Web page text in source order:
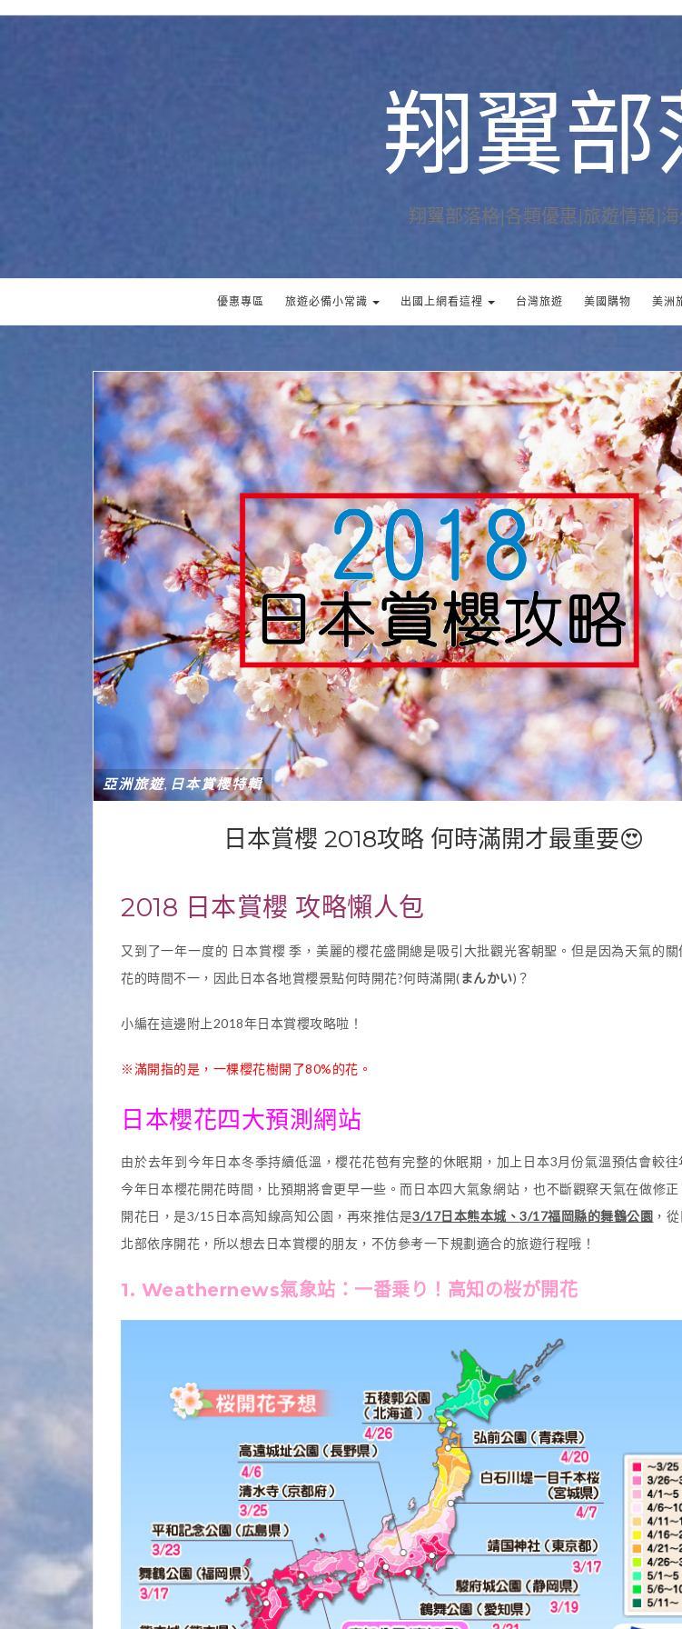
翔翼部
翔翼部落格|各類優惠|旅遊情報|
優惠專區 旅遊必備小常識 出國上網看這裡 台灣旅遊 美國購物 美洲
亞洲旅遊, 日本賞櫻特輯
日本賞櫻 2018攻略 何時滿開才最重要😍
2018 日本賞櫻 攻略懶人包
又到了一年一度的 日本賞櫻 季，美麗的櫻花盛開總是吸引大批觀光客朝聖。但是因為天氣的關
花的時間不一，因此日本各地賞櫻景點何時開花?何時滿開(まんかい)？
小編在這邊附上2018年日本賞櫻攻略啦！
※滿開指的是，一棵櫻花樹開了80%的花。
日本櫻花四大預測網站
由於去年到今年日本冬季持續低溫，櫻花花苞有完整的休眠期，加上日本3月份氣溫預估會較往
今年日本櫻花開花時間，比預期將會更早一些。而日本四大氣象網站，也不斷觀察天氣在做修
開花日，是3/15日本高知線高知公園，再來推估是3/17日本熊本城、3/17福岡縣的舞鶴公園 ，
北部依序開花，所以想去日本賞櫻的朋友，不仿參考一下規劃適合的旅遊行程哦！
1. Weathernews氣象站： 一番乗り！高知の桜が開花